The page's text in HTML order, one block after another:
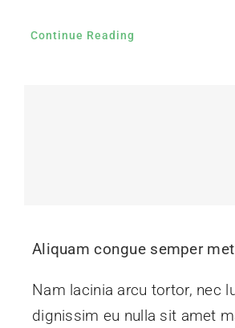
Continue Reading
Aliquam congue semper
Nam lacinia arcu tortor, nec
dignissim eu nulla sit amet